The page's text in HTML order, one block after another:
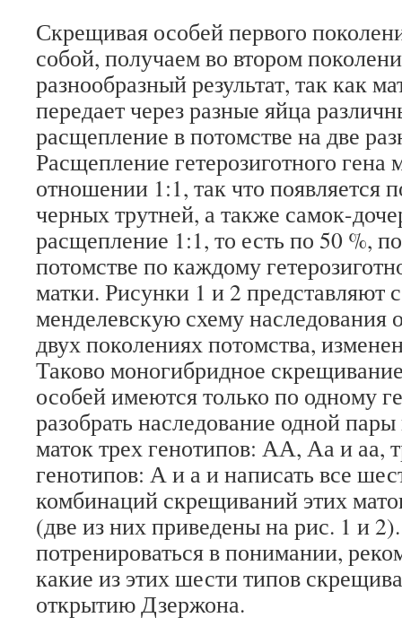
Скрещивая особей первого
собой, получаем во втором
разнообразный результат, так как
передает через разные яйца
расщепление в потомстве на две
Расщепление гетерозиготного гена
отношении 1:1, так что появляется
черных трутней, а также самок-
расщепление 1:1, то есть по 50 %,
потомстве по каждому
матки. Рисунки 1 и 2 представляют
менделевскую схему наследования
двух поколениях потомства,
Таково моногибридное
особей имеются только по одному
разобрать наследование одной
маток трех генотипов: АА, Аа и аа,
генотипов: А и а и написать все
комбинаций скрещиваний этих
(две из них приведены на рис. 1 и
потренироваться в понимании,
какие из этих шести типов
открытию Дзержона.